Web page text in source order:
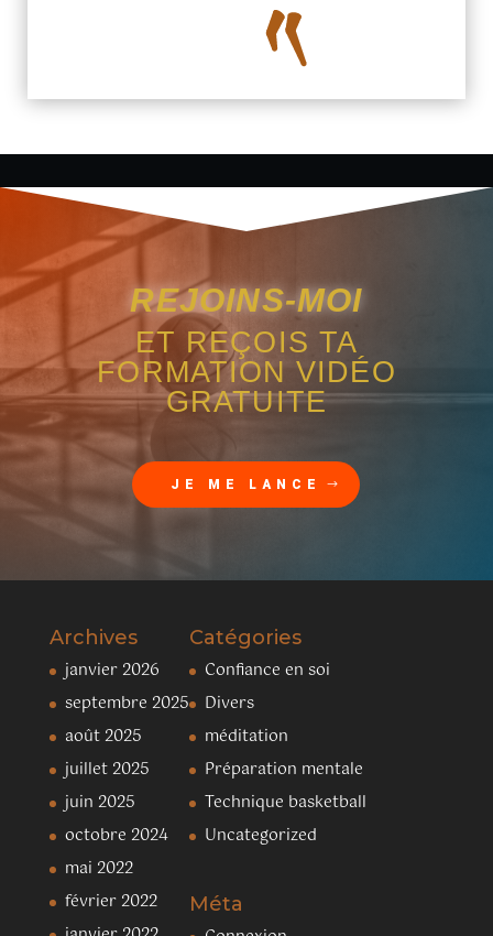
REJOINS-MOI
ET REÇOIS TA
FORMATION VIDÉO
GRATUITE
JE ME LANCE
Archives
janvier 2026
septembre 2025
août 2025
juillet 2025
juin 2025
octobre 2024
mai 2022
février 2022
Catégories
Confiance en soi
Divers
méditation
Préparation mentale
Technique basketball
Uncategorized
Méta